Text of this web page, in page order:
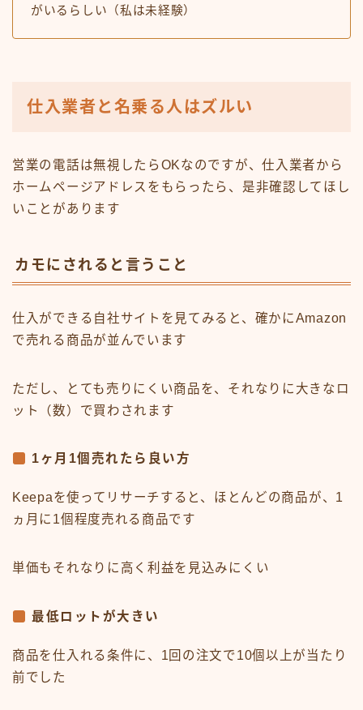
がいるらしい（私は未経験）
仕入業者と名乗る人はズルい
営業の電話は無視したらOKなのですが、仕入業者から
ホームページアドレスをもらったら、是非確認してほし
いことがあります
カモにされると言うこと
仕入ができる自社サイトを見てみると、確かにAmazon
で売れる商品が並んでいます
ただし、とても売りにくい商品を、それなりに大きなロ
ット（数）で買わされます
1ヶ月1個売れたら良い方
Keepaを使ってリサーチすると、ほとんどの商品が、1
ヵ月に1個程度売れる商品です
単価もそれなりに高く利益を見込みにくい
最低ロットが大きい
商品を仕入れる条件に、1回の注文で10個以上が当たり
前でした